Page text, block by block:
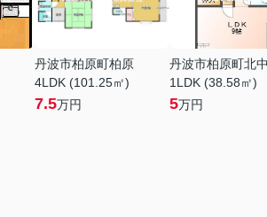
丹波市柏原町柏原
4LDK (101.25㎡)
7.5万円
丹波市柏原町北中
1LDK (38.58㎡)
5万円